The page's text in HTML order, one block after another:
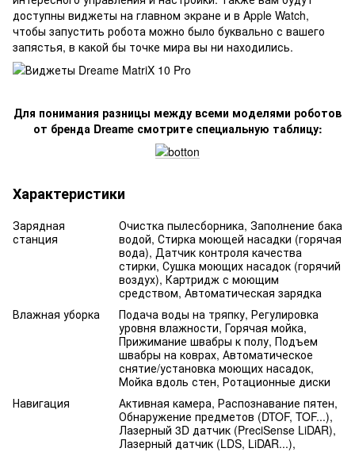
доступны виджеты на главном экране и в Apple Watch,
чтобы запустить робота можно было буквально с вашего
запястья, в какой бы точке мира вы ни находились.
Для понимания разницы между всеми моделями роботов
от бренда Dreame смотрите специальную таблицу:
Характеристики
Зарядная
станция
Очистка пылесборника, Заполнение бака
водой, Стирка моющей насадки (горячая
вода), Датчик контроля качества
стирки, Сушка моющих насадок (горячий
воздух), Картридж с моющим
средством, Автоматическая зарядка
Влажная уборка
Подача воды на тряпку, Регулировка
уровня влажности, Горячая мойка,
Прижимание швабры к полу, Подъем
швабры на коврах, Автоматическое
снятие/установка моющих насадок,
Мойка вдоль стен, Ротационные диски
Навигация
Активная камера, Распознавание пятен,
Обнаружение предметов (DTOF, TOF...),
Лазерный 3D датчик (PreciSense LiDAR),
Лазерный датчик (LDS, LiDAR...),